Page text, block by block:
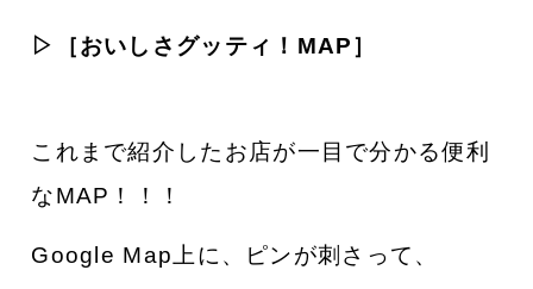
▷［おいしさグッティ！MAP］
これまで紹介したお店が一目で分かる便利
なMAP！！！
Google Map上に、ピンが刺さって、